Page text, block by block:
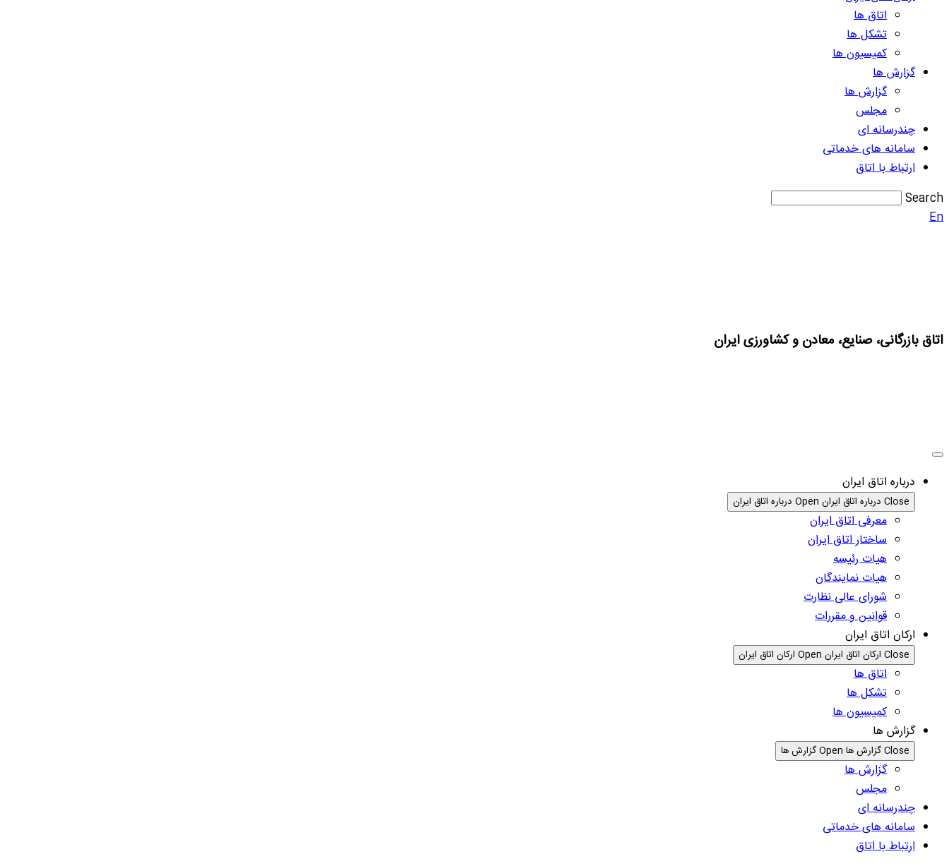
اتاق ها
تشکل ها
کمیسیون ها
گزارش ها
گزارش ها
مجلس
چندرسانه ای
سامانه های خدماتی
ارتباط با اتاق
Search
En
اتاق بازرگانی، صنایع، معادن و کشاورزی ایران
درباره اتاق ایران
Close درباره اتاق ایران Open درباره اتاق ایران
معرفی اتاق ایران
ساختار اتاق ایران
هیات رئیسه
هیات نمایندگان
شورای عالی نظارت
قوانین و مقررات
ارکان اتاق ایران
Close ارکان اتاق ایران Open ارکان اتاق ایران
اتاق ها
تشکل ها
کمیسیون ها
گزارش ها
Close گزارش ها Open گزارش ها
گزارش ها
مجلس
چندرسانه ای
سامانه های خدماتی
ارتباط با اتاق